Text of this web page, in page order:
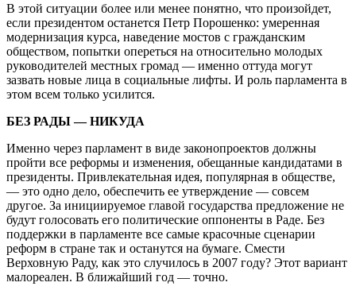
В этой ситуации более или менее понятно, что произойдет,
если президентом останется Петр Порошенко: умеренная
модернизация курса, наведение мостов с гражданским
обществом, попытки опереться на относительно молодых
руководителей местных громад — именно оттуда могут
зазвать новые лица в социальные лифты. И роль парламента в
этом всем только усилится.
БЕЗ РАДЫ — НИКУДА
Именно через парламент в виде законопроектов должны
пройти все реформы и изменения, обещанные кандидатами в
президенты. Привлекательная идея, популярная в обществе,
— это одно дело, обеспечить ее утверждение — совсем
другое. За инициируемое главой государства предложение не
будут голосовать его политические оппоненты в Раде. Без
поддержки в парламенте все самые красочные сценарии
реформ в стране так и останутся на бумаге. Смести
Верховную Раду, как это случилось в 2007 году? Этот вариант
малореален. В ближайший год — точно.